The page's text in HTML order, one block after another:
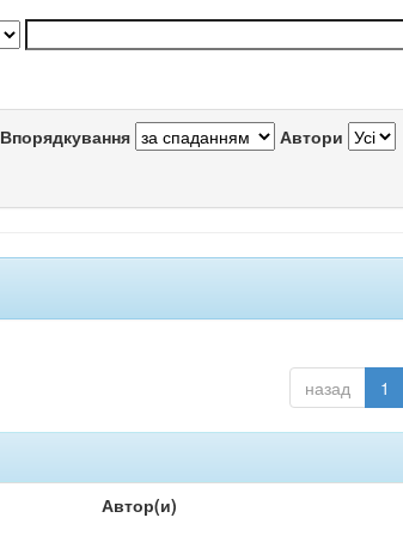
Впорядкування Автори
назад 1
Автор(и)